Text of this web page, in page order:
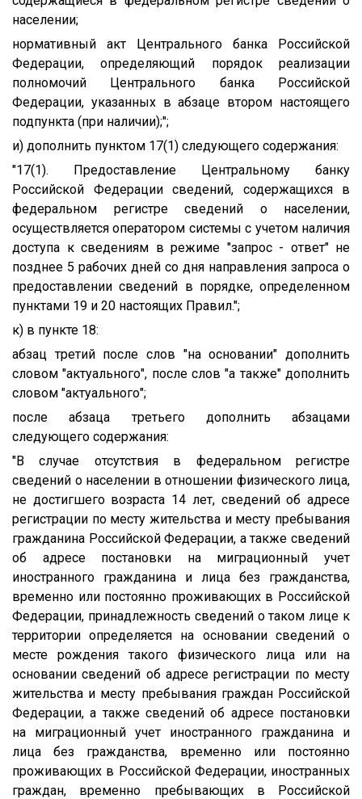
населении;
нормативный акт Центрального банка Российской
Федерации, определяющий порядок реализации
полномочий Центрального банка Российской
Федерации, указанных в абзаце втором настоящего
подпункта (при наличии);";
и) дополнить пунктом 17(1) следующего содержания:
"17(1). Предоставление Центральному банку
Российской Федерации сведений, содержащихся в
федеральном регистре сведений о населении,
осуществляется оператором системы с учетом наличия
доступа к сведениям в режиме "запрос - ответ" не
позднее 5 рабочих дней со дня направления запроса о
предоставлении сведений в порядке, определенном
пунктами 19 и 20 настоящих Правил.";
к) в пункте 18:
абзац третий после слов "на основании" дополнить
словом "актуального", после слов "а также" дополнить
словом "актуального";
после абзаца третьего дополнить абзацами
следующего содержания:
"В случае отсутствия в федеральном регистре
сведений о населении в отношении физического лица,
не достигшего возраста 14 лет, сведений об адресе
регистрации по месту жительства и месту пребывания
гражданина Российской Федерации, а также сведений
об адресе постановки на миграционный учет
иностранного гражданина и лица без гражданства,
временно или постоянно проживающих в Российской
Федерации, принадлежность сведений о таком лице к
территории определяется на основании сведений о
месте рождения такого физического лица или на
основании сведений об адресе регистрации по месту
жительства и месту пребывания граждан Российской
Федерации, а также сведений об адресе постановки
на миграционный учет иностранного гражданина и
лица без гражданства, временно или постоянно
проживающих в Российской Федерации, иностранных
граждан, временно пребывающих в Российской